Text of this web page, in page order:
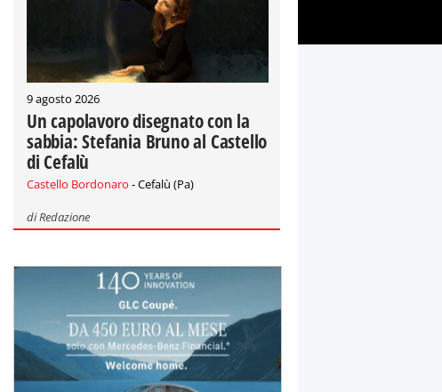
9 agosto 2026
Un capolavoro disegnato con la
sabbia: Stefania Bruno al Castello
di Cefalù
Castello Bordonaro - Cefalù (Pa)
diRedazione